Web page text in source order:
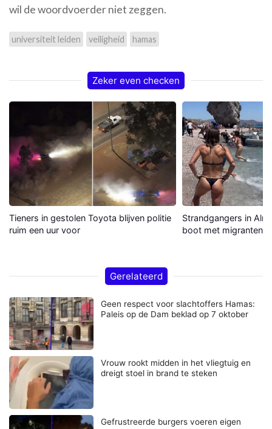
wil de woordvoerder niet zeggen.
universiteit leiden veiligheid hamas
Zeker even checken
Tieners in gestolen Toyota blijven politie
ruim een uur voor
Strandgangers in
boot met migranten
Gerelateerd
Geen respect voor slachtoffers Hamas:
Paleis op de Dam beklad op 7 oktober
Vrouw rookt midden in het vliegtuig en
dreigt stoel in brand te steken
Gefrustreerde burgers voeren eigen